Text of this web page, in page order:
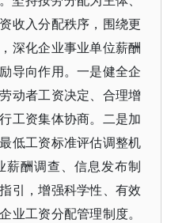
收入分配秩序，围绕更
深化企业事业单位薪酬
导向作用。一是健全企
动者工资决定、合理增
工资集体协商。二是加
低工资标准评估调整机
酬调查、信息发布制
引，增强科学性、有效
业工资分配管理制度。